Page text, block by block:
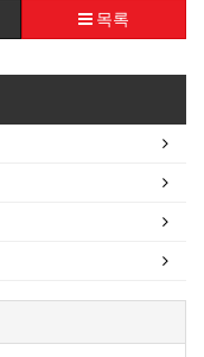
목록